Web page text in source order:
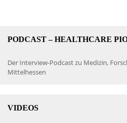
PODCAST – HEALTHCARE
Der Interview-Podcast zu Medizin,
Mittelhessen
VIDEOS